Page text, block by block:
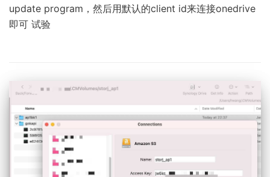
update program，然后用默认的client id来连接onedrive
即可 试验